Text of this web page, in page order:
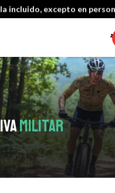
incluido, excepto en
MILITAR